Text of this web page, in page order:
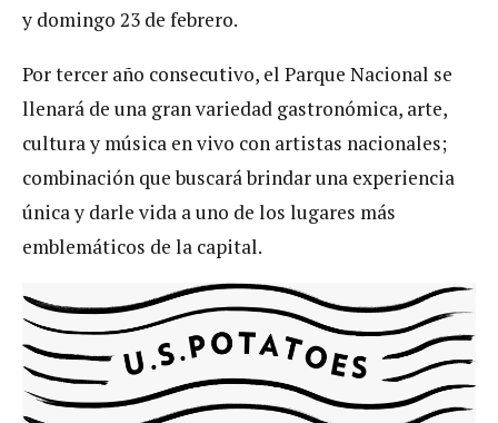
y domingo 23 de febrero.
Por tercer año consecutivo, el Parque Nacional se
llenará de una gran variedad gastronómica, arte,
cultura y música en vivo con artistas nacionales;
combinación que buscará brindar una experiencia
única y darle vida a uno de los lugares más
emblemáticos de la capital.